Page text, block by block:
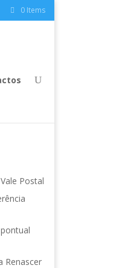
0 Items
Postal
Renascer